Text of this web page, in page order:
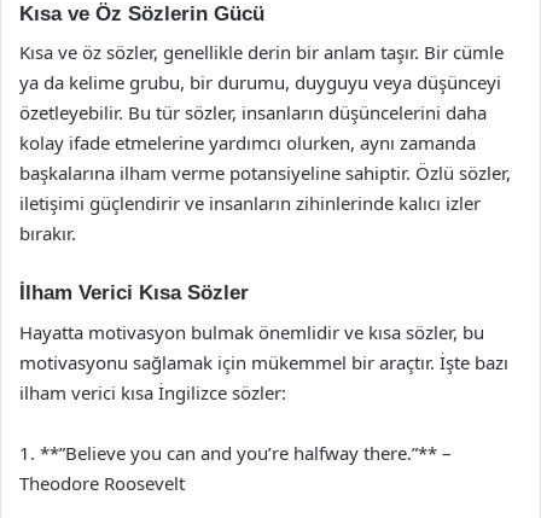
Kısa ve Öz Sözlerin Gücü
Kısa ve öz sözler, genellikle derin bir anlam taşır. Bir cümle
ya da kelime grubu, bir durumu, duyguyu veya düşünceyi
özetleyebilir. Bu tür sözler, insanların düşüncelerini daha
kolay ifade etmelerine yardımcı olurken, aynı zamanda
başkalarına ilham verme potansiyeline sahiptir. Özlü sözler,
iletişimi güçlendirir ve insanların zihinlerinde kalıcı izler
bırakır.
İlham Verici Kısa Sözler
Hayatta motivasyon bulmak önemlidir ve kısa sözler, bu
motivasyonu sağlamak için mükemmel bir araçtır. İşte bazı
ilham verici kısa İngilizce sözler:
1. **”Believe you can and you’re halfway there.”** –
Theodore Roosevelt